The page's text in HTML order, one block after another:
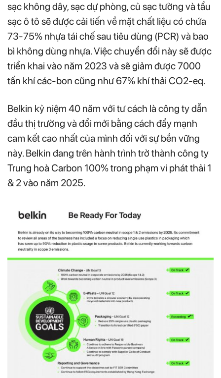
sạc không dây, sạc dự phòng, củ sạc tường và tẩu
sạc ô tô sẽ được cải tiến về mặt chất liệu có chứa
73-75% nhựa tái chế sau tiêu dùng (PCR) và bao
bì không dùng nhựa. Việc chuyển đổi này sẽ được
triển khai vào năm 2023 và sẽ giảm được 7000
tấn khí các-bon cũng như 67% khí thải CO2-eq.
Belkin kỷ niệm 40 năm với tư cách là công ty dẫn
đầu thị trường và đổi mới bằng cách đẩy mạnh
cam kết cao nhất của mình đối với sự bền vững
này. Belkin đang trên hành trình trở thành công ty
Trung hoà Carbon 100% trong phạm vi phát thải 1
& 2 vào năm 2025.